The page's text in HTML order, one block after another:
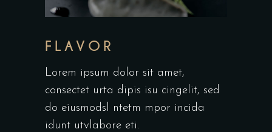
FLAVOR
Lorem ipsum dolor sit amet,
consectet urta dipis isu cingelit, sed
do eiusmodsl ntetm mpor incida
idunt utvlabore eti.